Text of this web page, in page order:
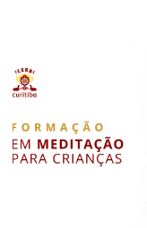
de apostas
está trazendo
inovadora, a Cbet
experiência